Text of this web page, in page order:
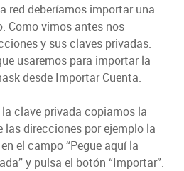
red deberíamos importar una
Como vimos antes nos
y sus claves privadas.
usaremos para importar la
desde Importar Cuenta.
clave privada copiamos la
las direcciones por ejemplo la
el campo “Pegue aquí la
y pulsa el botón “Importar”.